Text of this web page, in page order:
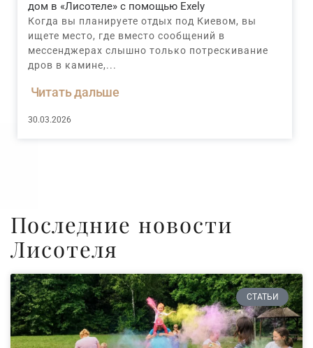
дом в «Лисотеле» с помощью Exely
Когда вы планируете отдых под Киевом, вы
ищете место, где вместо сообщений в
мессенджерах слышно только потрескивание
дров в камине,...
Читать дальше
30.03.2026
Последние новости
Лисотеля
СТАТЬИ